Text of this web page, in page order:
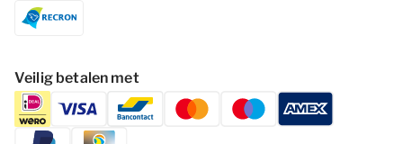
Veilig betalen met